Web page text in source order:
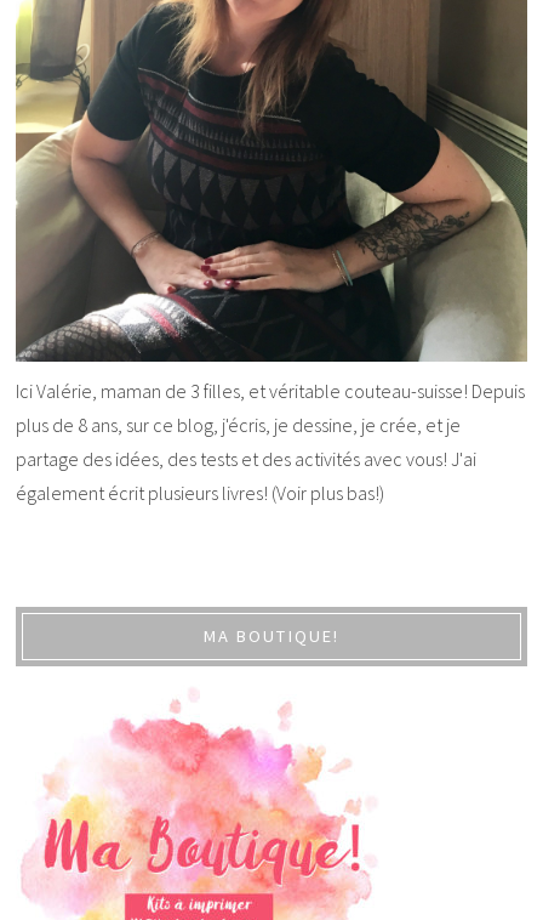
Ici Valérie, maman de 3 filles, et véritable couteau-suisse! Depuis
plus de 8 ans, sur ce blog, j'écris, je dessine, je crée, et je
partage des idées, des tests et des activités avec vous! J'ai
également écrit plusieurs livres! (Voir plus bas!)
MA BOUTIQUE!